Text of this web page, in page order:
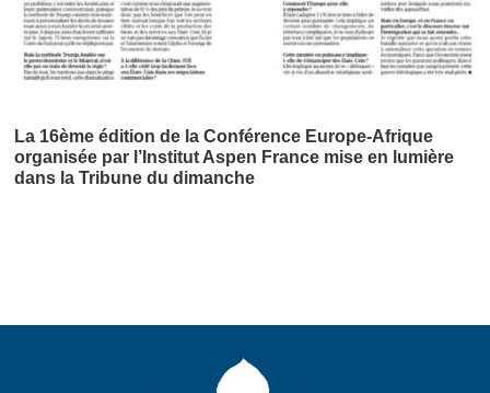
La 16ème édition de la Conférence Europe-Afrique
organisée par l’Institut Aspen France mise en lumière
dans la Tribune du dimanche